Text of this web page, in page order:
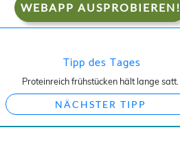
WEBAPP AUSPROBIEREN!
Tipp des Tages
Proteinreich frühstücken hält lange satt.
NÄCHSTER TIPP